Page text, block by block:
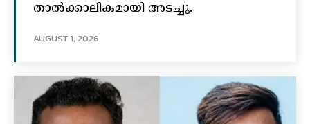
താല്‍ക്കാലികമായി അടച്ചു.
AUGUST 1, 2026